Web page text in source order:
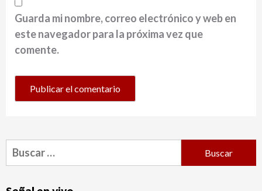
Guarda mi nombre, correo electrónico y web en
este navegador para la próxima vez que
comente.
Buscar: